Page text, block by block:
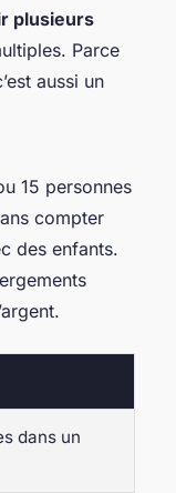
plusieurs
Parce
aussi un
15 personnes
compter
des enfants.
dans un